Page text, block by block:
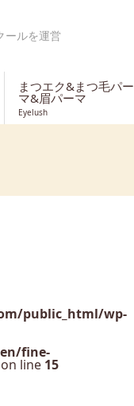
ールを運営
まつエク&まつ毛パー
マ&眉パーマ
Eyelush
public_html/wp-
fine-
on line 15